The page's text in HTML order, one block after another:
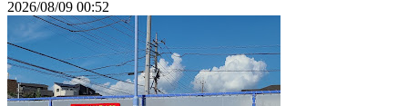
2026/08/09 00:52